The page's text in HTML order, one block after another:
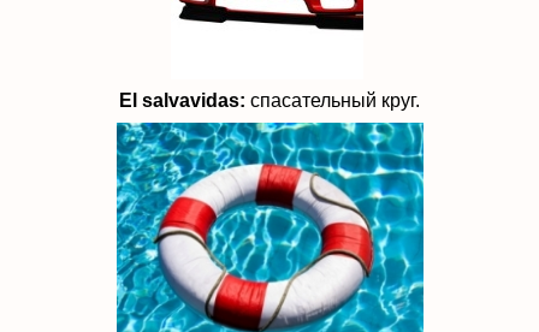
El salvavidas: спасательный круг.